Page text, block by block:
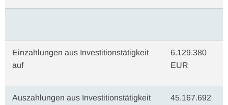
Einzahlungen aus Investitionstätigkeit
auf
6.129.380
EUR
Auszahlungen aus Investitionstätigkeit
45.167.692